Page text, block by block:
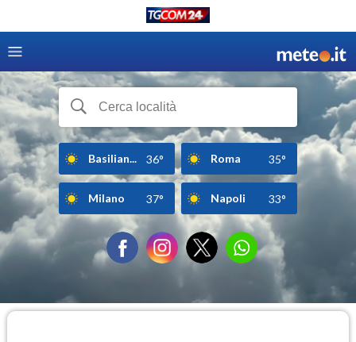
Basilian... 36° Roma 35°
Milano 37° Napoli 33°